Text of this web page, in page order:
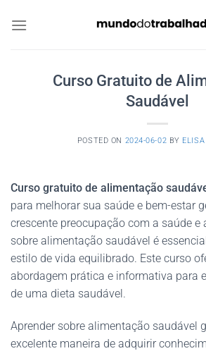
Curso Gratuito de
Saudável
POSTED ON 2024-06-02 BY
Curso gratuito de alimentação
para melhorar sua saúde e bem-estar
crescente preocupação com a saúde e
sobre alimentação saudável é
estilo de vida equilibrado. Este curso
abordagem prática e informativa para
de uma dieta saudável.
Aprender sobre alimentação saudável
excelente maneira de adquirir